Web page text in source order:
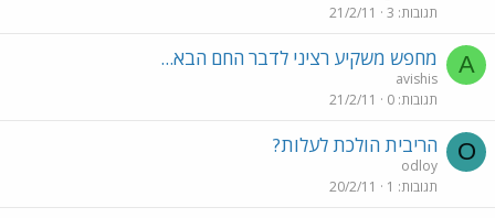
תגובות 3
21/2/11
A מחפש משקיע רציני לדבר החם הבא...
avishis
תגובות 0
21/2/11
O הריבית הולכת לעלות?
odloy
תגובות 1
20/2/11